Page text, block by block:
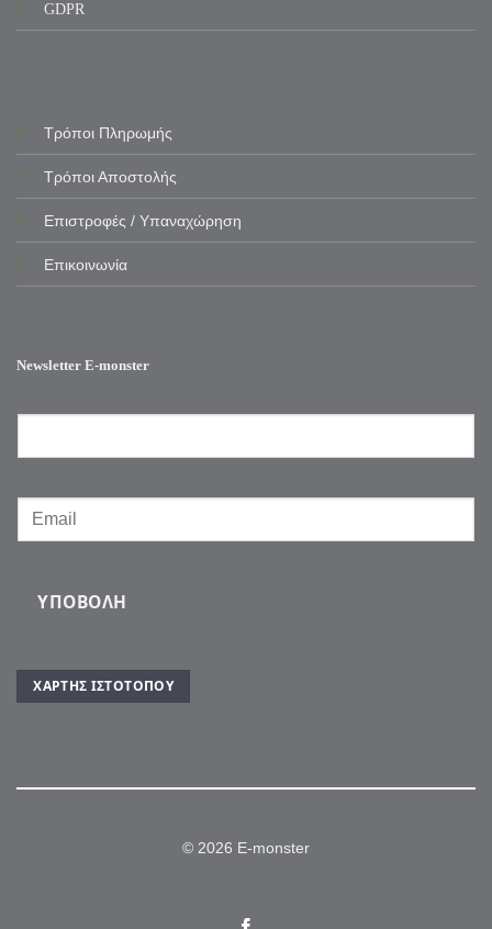
GDPR
Τρόποι Πληρωμής
Τρόποι Αποστολής
Επιστροφές / Υπαναχώρηση
Επικοινωνία
Newsletter E-monster
ΥΠΟΒΟΛΉ
ΧΆΡΤΗΣ ΙΣΤΌΤΟΠΟΥ
© 2026 E-monster